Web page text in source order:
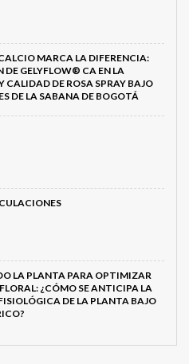
MARCA LA DIFERENCIA:
DE GELYFLOW® CA EN LA
CALIDAD DE ROSA SPRAY BAJO
DE LA SABANA DE BOGOTÁ
LA PLANTA PARA OPTIMIZAR
¿CÓMO SE ANTICIPA LA
DE LA PLANTA BAJO